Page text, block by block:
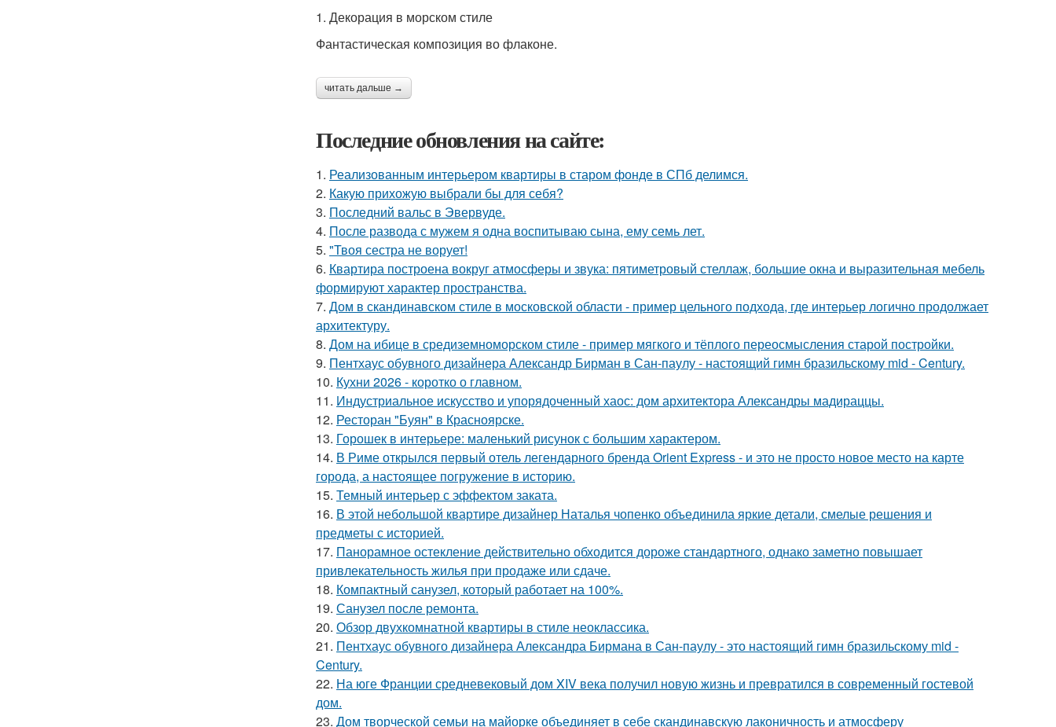
1. Декорация в морском стиле
Фантастическая композиция во флаконе.
читать дальше →
Последние обновления на сайте:
1. Реализованным интерьером квартиры в старом фонде в СПб делимся.
2. Какую прихожую выбрали бы для себя?
3. Последний вальс в Эвервуде.
4. После развода с мужем я одна воспитываю сына, ему семь лет.
5. "Твоя сестра не ворует!
6. Квартира построена вокруг атмосферы и звука: пятиметровый стеллаж, большие окна и выразительная мебель
формируют характер пространства.
7. Дом в скандинавском стиле в московской области - пример цельного подхода, где интерьер логично продолжает
архитектуру.
8. Дом на ибице в средиземноморском стиле - пример мягкого и тёплого переосмысления старой постройки.
9. Пентхаус обувного дизайнера Александр Бирман в Сан-паулу - настоящий гимн бразильскому mid - Century.
10. Кухни 2026 - коротко о главном.
11. Индустриальное искусство и упорядоченный хаос: дом архитектора Александры мадираццы.
12. Ресторан "Буян" в Красноярске.
13. Горошек в интерьере: маленький рисунок с большим характером.
14. В Риме открылся первый отель легендарного бренда Orient Express - и это не просто новое место на карте
города, а настоящее погружение в историю.
15. Темный интерьер с эффектом заката.
16. В этой небольшой квартире дизайнер Наталья чопенко объединила яркие детали, смелые решения и
предметы с историей.
17. Панорамное остекление действительно обходится дороже стандартного, однако заметно повышает
привлекательность жилья при продаже или сдаче.
18. Компактный санузел, который работает на 100%.
19. Санузел после ремонта.
20. Обзор двухкомнатной квартиры в стиле неоклассика.
21. Пентхаус обувного дизайнера Александра Бирмана в Сан-паулу - это настоящий гимн бразильскому mid -
Century.
22. На юге Франции средневековый дом XIV века получил новую жизнь и превратился в современный гостевой
дом.
23. Дом творческой семьи на майорке объединяет в себе скандинавскую лаконичность и атмосферу